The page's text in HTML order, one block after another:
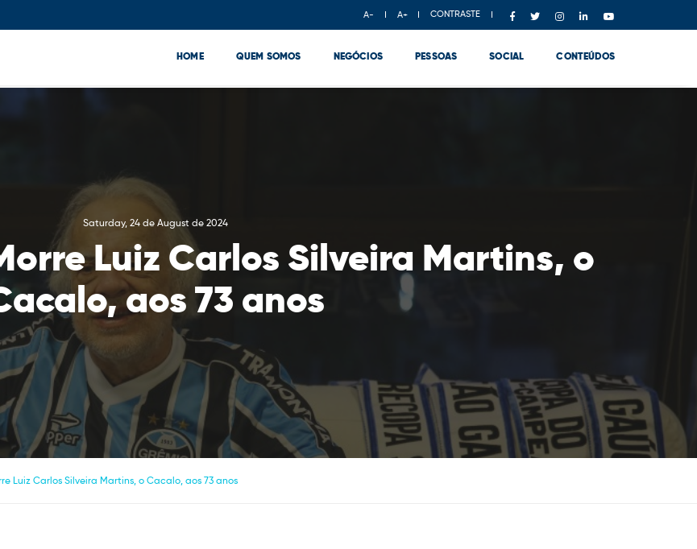
A- A+ CONTRASTE
HOME QUEM SOMOS NEGÓCIOS PESSOAS SOCIAL CONTEÚDOS
Saturday, 24 de August de 2024
Luiz Carlos Silveira Martins, o
aos 73 anos
Luiz Carlos Silveira Martins, o Cacalo, aos 73 anos